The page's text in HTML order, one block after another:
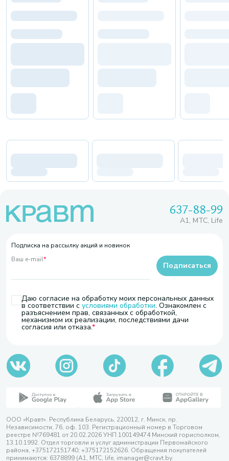
637-88-99
A1, МТС, Life
Подписка на рассылку акций и новинок
Ваш e-mail*
Даю согласие на обработку моих персональных данных
в соответствии с условиями обработки. Ознакомлен с
разъяснением прав, связанных с обработкой,
механизмом их реализации, последствиями дачи
согласия или отказа.
Подписаться
ООО «Кравт». Республика Беларусь, 220012, г. Минск, пр.
Независимости, 76, оф. 103. Регистрационный номер в Торговом
реестре №769481 от 20.02.2026 УНП 100149474 Минский горисполком,
13.10.1992. Отдел торговли и услуг администрации Первомайского
района, +375172151740; +375172152626. Обращения покупателей
принимаются: 6378899 (А1, МТС, life, imanager@cravt.by.